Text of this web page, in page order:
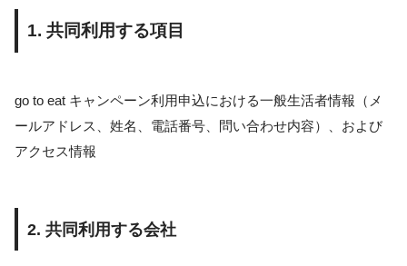
1. 共同利用する項目
go to eat キャンペーン利用申込における一般生活者情報（メ
ールアドレス、姓名、電話番号、問い合わせ内容）、および
アクセス情報
2. 共同利用する会社